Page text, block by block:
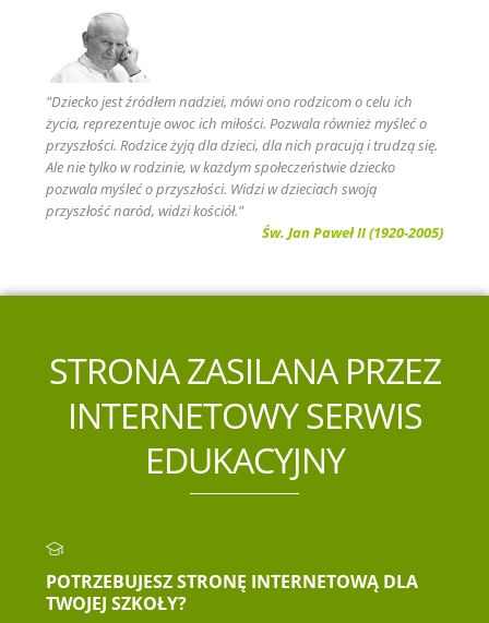
"Dziecko jest źródłem nadziei, mówi ono rodzicom o celu ich
życia, reprezentuje owoc ich miłości. Pozwala również myśleć o
przyszłości. Rodzice żyją dla dzieci, dla nich pracują i trudzą się.
Ale nie tylko w rodzinie, w każdym społeczeństwie dziecko
pozwala myśleć o przyszłości. Widzi w dzieciach swoją
przyszłość naród, widzi kościół."
Św. Jan Paweł II (1920-2005)
STRONA ZASILANA PRZEZ
INTERNETOWY SERWIS
EDUKACYJNY
POTRZEBUJESZ STRONĘ INTERNETOWĄ DLA
TWOJEJ SZKOŁY?